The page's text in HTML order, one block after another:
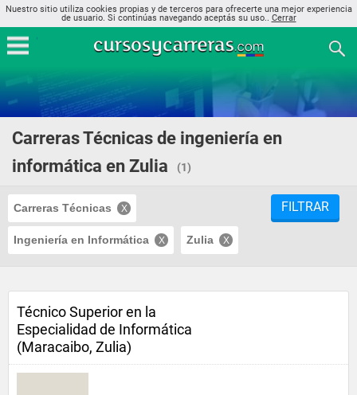
Nuestro sitio utiliza cookies propias y de terceros para ofrecerte una mejor experiencia
de usuario. Si continúas navegando aceptás su uso.. Cerrar
Carreras Técnicas de ingeniería en
informática en Zulia
(1)
Carreras Técnicas
Ingeniería en Informática Zulia
FILTRAR
Técnico Superior en la
Especialidad de Informática
(Maracaibo, Zulia)